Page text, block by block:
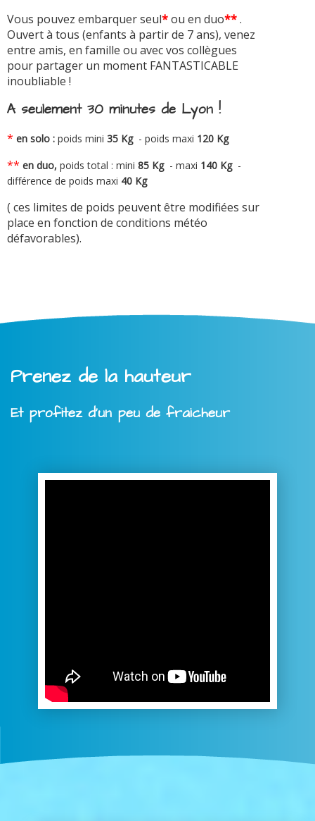
Vous pouvez embarquer seul*ou en duo**.
Ouvert à tous (enfants à partir de 7 ans), venez
entre amis, en famille ou avec vos collègues
pour partager un moment FANTASTICABLE
inoubliable !
A seulement 30 minutes de Lyon !
* en solo : poids mini 35 Kg - poids maxi 120 Kg
** en duo, poids total : mini 85 Kg - maxi 140 Kg -
différence de poids maxi 40 Kg
( ces limites de poids peuvent être modifiées sur
place en fonction de conditions météo
défavorables).
Prenez de la hauteur
Et profitez d'un peu de fraicheur